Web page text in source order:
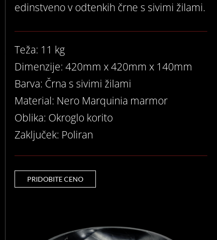
edinstveno v odtenkih črne s sivimi žilami.
Teža: 11 kg
Dimenzije: 420mm x 420mm x 140mm
Barva: Črna s sivimi žilami
Material: Nero Marquinia marmor
Oblika: Okroglo korito
Zaključek: Poliran
PRIDOBITE CENO